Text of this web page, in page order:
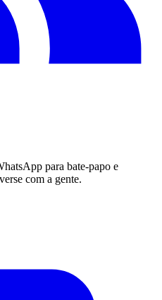
para bate-papo e
com a gente.